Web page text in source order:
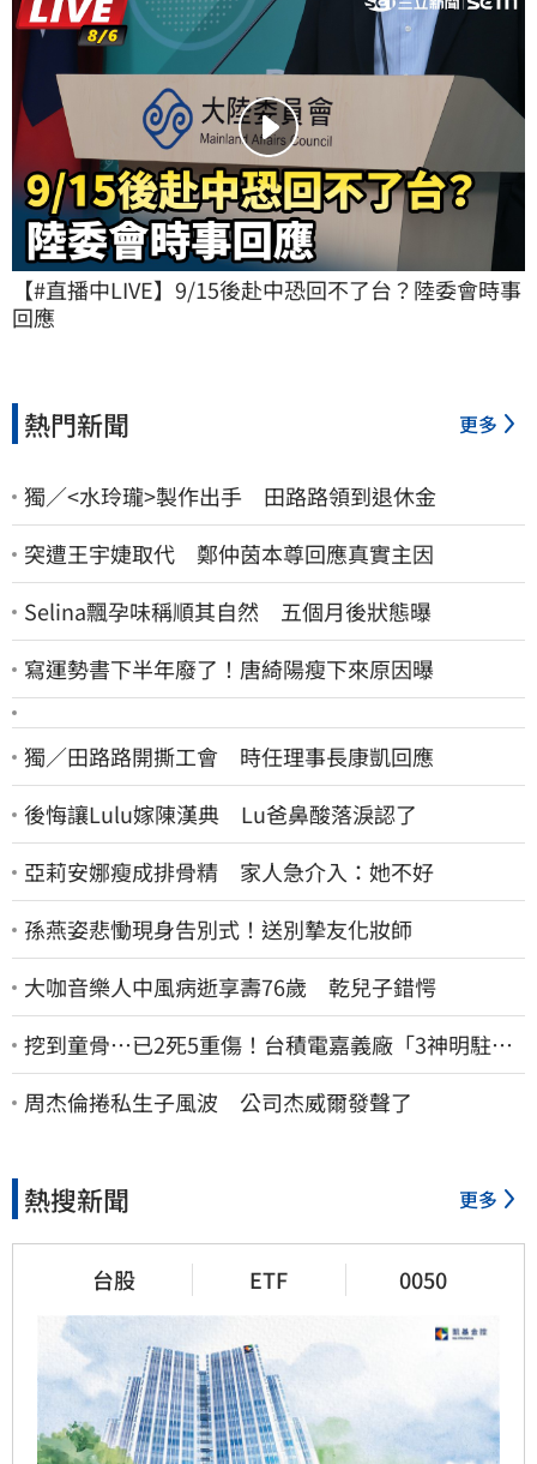
【#直播中LIVE】9/15後赴中恐回不了台？陸委會時事
回應
熱門新聞 更多
獨／<水玲瓏>製作出手 田路路領到退休金
突遭王宇婕取代 鄭仲茵本尊回應真實主因
Selina飄孕味稱順其自然 五個月後狀態曝
寫運勢書下半年廢了！唐綺陽瘦下來原因曝
獨／田路路開撕工會 時任理事長康凱回應
後悔讓Lulu嫁陳漢典 Lu爸鼻酸落淚認了
亞莉安娜瘦成排骨精 家人急介入：她不好
孫燕姿悲慟現身告別式！送別摯友化妝師
大咖音樂人中風病逝享壽76歲 乾兒子錯愕
挖到童骨…已2死5重傷！台積電嘉義廠「3神明駐駕
畫面曝光」
周杰倫捲私生子風波 公司杰威爾發聲了
熱搜新聞 更多
台股 ETF 0050